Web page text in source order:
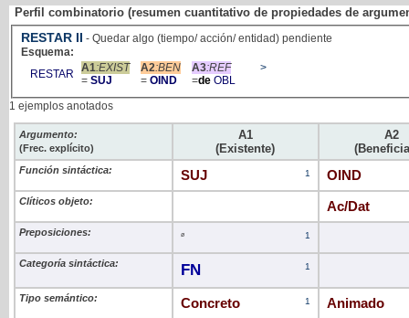
Perfil combinatorio (resumen cuantitativo de propiedades de
RESTAR II - Quedar algo (tiempo/ acción/ entidad) pendiente
Esquema:
RESTAR
A1:EXIST
= SUJ
A2:BEN
= OIND
A3:REF
=de OBL
>
1 ejemplos anotados
Argumento:
(Frec. explícito)
A1
(Existente)
A2
Función sintáctica: SUJ 1 OIND
Clíticos objeto: Ac/Dat
Preposiciones: ø 1
Categoría sintáctica: FN 1
Tipo semántico: Concreto 1 Animado